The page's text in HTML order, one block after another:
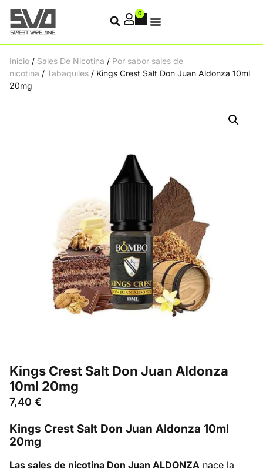
0
Inicio / Sales De Nicotina / Por sabor sales de
nicotina / Tabaquiles / Kings Crest Salt Don Juan Aldonza 10ml
20mg
Kings Crest Salt Don Juan Aldonza
10ml 20mg
7,40 €
Kings Crest Salt Don Juan Aldonza 10ml
20mg
Las sales de nicotina Don Juan ALDONZA nace la